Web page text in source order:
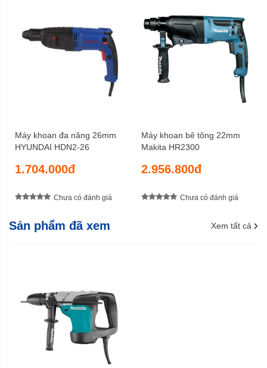
Máy khoan đa năng 26mm
HYUNDAI HDN2-26
1.704.000đ
Chưa có đánh giá
Máy khoan bê tông 22mm
Makita HR2300
2.956.800đ
Chưa có đánh giá
Sản phẩm đã xem Xem tất cả